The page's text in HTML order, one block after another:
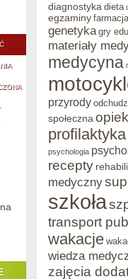
SPRZĘT
I
AKCESORIA
diagnostyka dieta
egzaminy farmacja
genetyka gry
materiały
medycyna
przyrody
społeczna
profilaktyka
psychologia
recepty
medyczny
szkoła
transport
wakacje
wiedza
zajęcia